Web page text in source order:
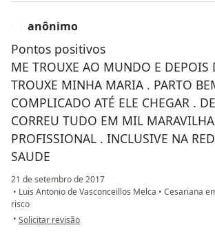
anônimo
Pontos positivos
ME TROUXE AO MUNDO E DEPOIS
TROUXE MINHA MARIA . PARTO
COMPLICADO ATÉ ELE CHEGAR .
CORREU TUDO EM MIL
PROFISSIONAL . INCLUSIVE NA
SAUDE
21 de setembro de 2017
• Luis Antonio de Vasconceillos Melca • Cesariana
risco
• na opinião do utilizador anônimo
Solicitar revisão